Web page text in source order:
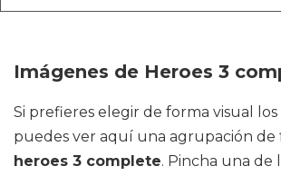
Imágenes de Heroes 3
Si prefieres elegir de forma visual
puedes ver aquí una agrupación de
heroes 3 complete. Pincha una de